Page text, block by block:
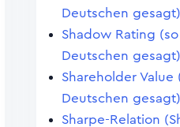
Deutschen gesagt)
Shadow Rating
Deutschen gesagt)
Shareholder Value
Deutschen gesagt)
Sharpe-Relation